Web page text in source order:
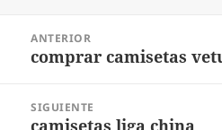
entradas
ANTERIOR
Entrada
comprar camisetas
SIGUIENTE
Entrada
camisetas liga china